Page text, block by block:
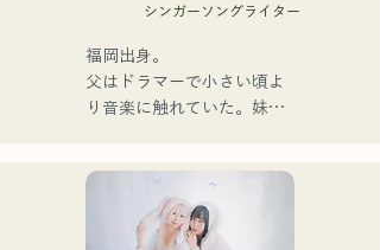
原聲、伴奏和樂隊編曲。
她們的錄音和現場演出得到
meow樂團的Taisei（鼓
手）、the perfect me樂團
的Yuya Suehiro（吉他）以
シンガーソングライター
福岡出身。
父はドラマーで小さい頃よ
り音楽に触れていた。妹
家族で音楽を楽しむミュー
ジックファミリー。
10代後半にアメリカへ4年